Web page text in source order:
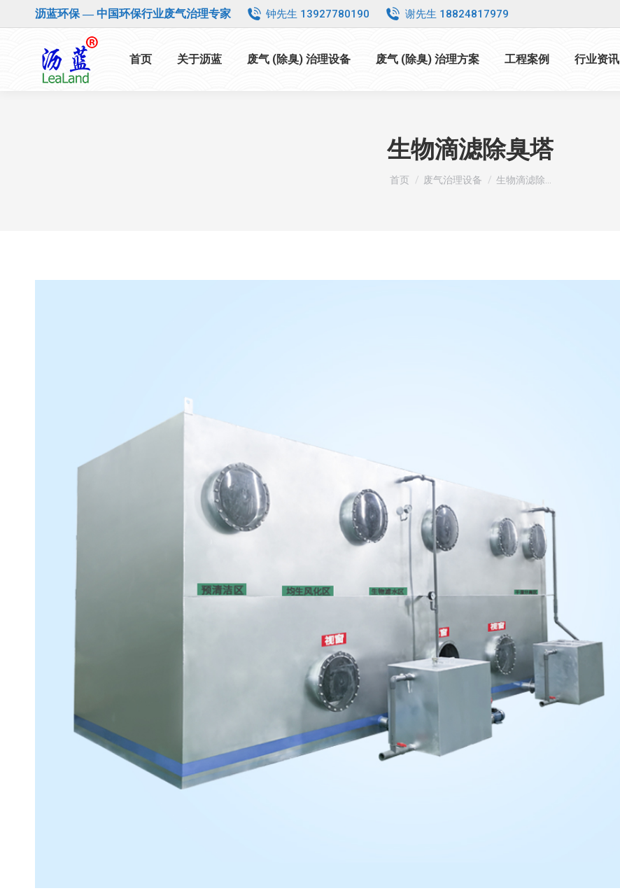
沥蓝环保 — 中国环保行业废气治理专家 钟先生 13927780190 谢先生 18824817979
首页 关于沥蓝 废气 (除臭) 治理设备 废气 (除臭) 治理方案 工程案例 行业资讯
生物滴滤除臭塔
您在这里：
首页 废气治理设备 生物滴滤除…